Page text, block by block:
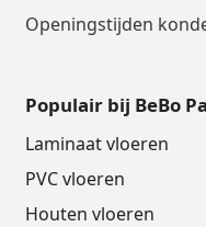
Openingstijden
Populair bij BeBo
Laminaat vloeren
PVC vloeren
Houten vloeren